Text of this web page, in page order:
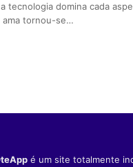
tecnologia domina cada
ama tornou-se…
é um site totalmente